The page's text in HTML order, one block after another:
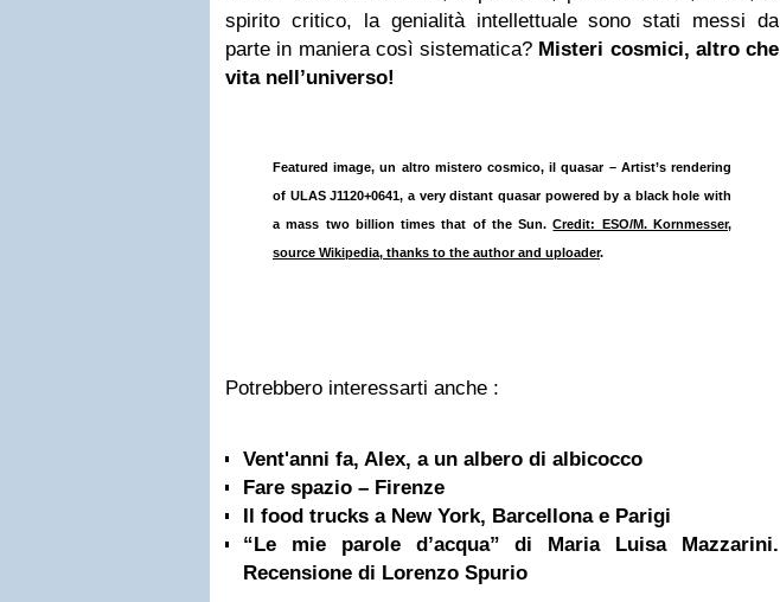
spirito critico, la genialità intellettuale sono stati messi da
parte in maniera così sistematica? Misteri cosmici, altro che
vita nell’universo!
Featured image, un altro mistero cosmico, il quasar – Artist’s rendering
of ULAS J1120+0641, a very distant quasar powered by a black hole with
a mass two billion times that of the Sun.Credit: ESO/M. Kornmesser,
source Wikipedia, thanks to the author and uploader.
Potrebbero interessarti anche :
Vent'anni fa, Alex, a un albero di albicocco
Fare spazio – Firenze
Il food trucks a New York, Barcellona e Parigi
“Le mie parole d’acqua” di Maria Luisa Mazzarini.
Recensione di Lorenzo Spurio